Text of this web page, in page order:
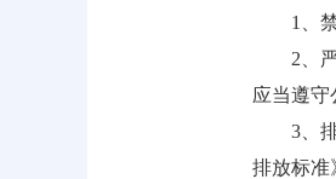
1、
2、
应当遵守
3、
排放标准